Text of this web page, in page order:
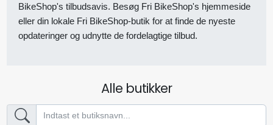
BikeShop's tilbudsavis. Besøg Fri BikeShop's hjemmeside
eller din lokale Fri BikeShop-butik for at finde de nyeste
opdateringer og udnytte de fordelagtige tilbud.
Alle butikker